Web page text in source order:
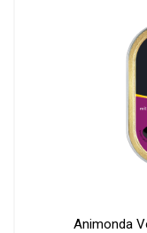
Animonda